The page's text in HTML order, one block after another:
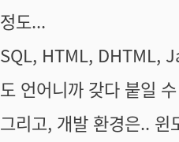
정도...
SQL, HTML, DHTML,
도 언어니까 갖다 붙일
그리고, 개발 환경은..